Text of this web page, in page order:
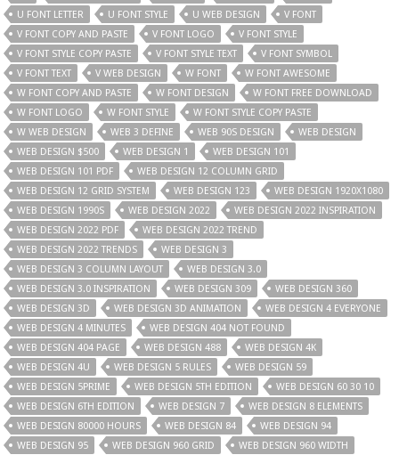
U FONT LETTER
U FONT STYLE U WEB DESIGN
V FONT
V FONT COPY AND PASTE
V FONT LOGO
V FONT STYLE
V FONT STYLE COPY PASTE
V FONT STYLE TEXT
V FONT SYMBOL
V FONT TEXT
V WEB DESIGN W FONT
W FONT AWESOME
W FONT COPY AND PASTE
W FONT DESIGN
W FONT FREE DOWNLOAD
W FONT LOGO
W FONT STYLE
W FONT STYLE COPY PASTE
W WEB DESIGN
WEB 3 DEFINE WEB 90S DESIGN
WEB DESIGN
WEB DESIGN $500
WEB DESIGN 1
WEB DESIGN 101
WEB DESIGN 101 PDF
WEB DESIGN 12 COLUMN GRID
WEB DESIGN 12 GRID SYSTEM
WEB DESIGN 123
WEB DESIGN 1920X1080
WEB DESIGN 1990S
WEB DESIGN 2022
WEB DESIGN 2022 INSPIRATION
WEB DESIGN 2022 PDF
WEB DESIGN 2022 TREND
WEB DESIGN 2022 TRENDS
WEB DESIGN 3
WEB DESIGN 3 COLUMN LAYOUT
WEB DESIGN 3.0
WEB DESIGN 3.0 INSPIRATION
WEB DESIGN 309
WEB DESIGN 360
WEB DESIGN 3D
WEB DESIGN 3D ANIMATION
WEB DESIGN 4 EVERYONE
WEB DESIGN 4 MINUTES
WEB DESIGN 404 NOT FOUND
WEB DESIGN 404 PAGE
WEB DESIGN 488
WEB DESIGN 4K
WEB DESIGN 4U
WEB DESIGN 5 RULES
WEB DESIGN 59
WEB DESIGN 5PRIME
WEB DESIGN 5TH EDITION
WEB DESIGN 60 30 10
WEB DESIGN 6TH EDITION
WEB DESIGN 7
WEB DESIGN 8 ELEMENTS
WEB DESIGN 80000 HOURS
WEB DESIGN 84
WEB DESIGN 94
WEB DESIGN 95
WEB DESIGN 960 GRID
WEB DESIGN 960 WIDTH